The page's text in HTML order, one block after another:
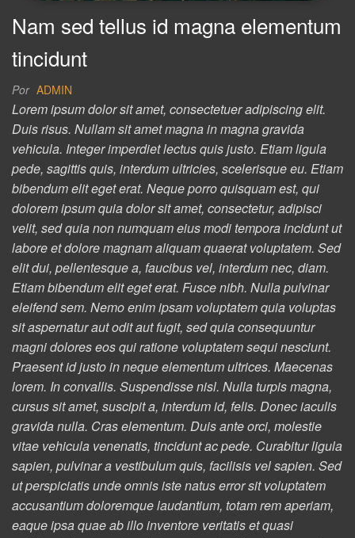
Nam sed tellus id magna elementum
tincidunt
Por ADMIN
Lorem ipsum dolor sit amet, consectetuer adipiscing elit.
Duis risus. Nullam sit amet magna in magna gravida
vehicula. Integer imperdiet lectus quis justo. Etiam ligula
pede, sagittis quis, interdum ultricies, scelerisque eu. Etiam
bibendum elit eget erat. Neque porro quisquam est, qui
dolorem ipsum quia dolor sit amet, consectetur, adipisci
velit, sed quia non numquam eius modi tempora incidunt ut
labore et dolore magnam aliquam quaerat voluptatem. Sed
elit dui, pellentesque a, faucibus vel, interdum nec, diam.
Etiam bibendum elit eget erat. Fusce nibh. Nulla pulvinar
eleifend sem. Nemo enim ipsam voluptatem quia voluptas
sit aspernatur aut odit aut fugit, sed quia consequuntur
magni dolores eos qui ratione voluptatem sequi nesciunt.
Praesent id justo in neque elementum ultrices. Maecenas
lorem. In convallis. Suspendisse nisl. Nulla turpis magna,
cursus sit amet, suscipit a, interdum id, felis. Donec iaculis
gravida nulla. Cras elementum. Duis ante orci, molestie
vitae vehicula venenatis, tincidunt ac pede. Curabitur ligula
sapien, pulvinar a vestibulum quis, facilisis vel sapien. Sed
ut perspiciatis unde omnis iste natus error sit voluptatem
accusantium doloremque laudantium, totam rem aperiam,
eaque ipsa quae ab illo inventore veritatis et quasi